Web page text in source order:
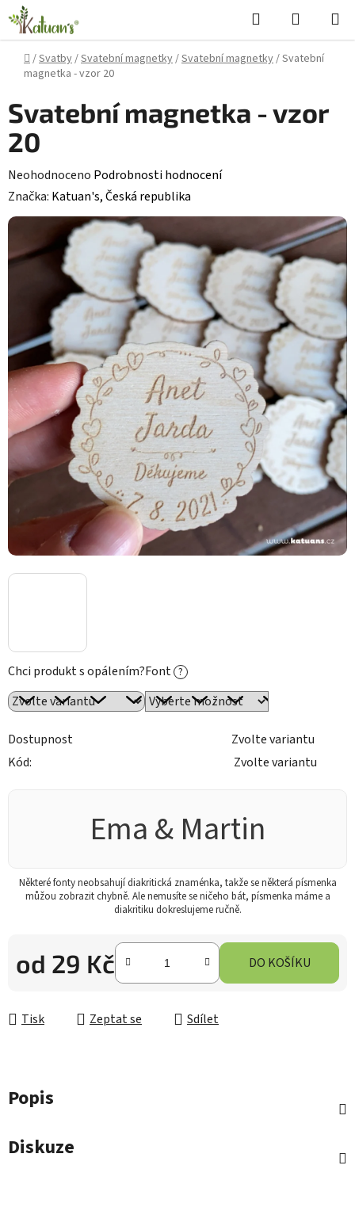
Přejít
na
obsah
Hledat
KOŠÍK
Domů
/Svatby/Svatební magnetky/Svatební magnetky/Svatební
magnetka - vzor 20
Chci produkt s opálením?Font ?
Dostupnost
Zvolte variantu
Kód:
Zvolte variantu
Ema & Martin
Některé fonty neobsahují diakritická znaménka, takže se některá písmenka
můžou zobrazit chybně. Ale nemusíte se ničeho bát, písmenka máme a
diakritiku dokreslujeme ručně.
od 29 Kč DO KOŠÍKU
Tisk Zeptat se Sdílet
Svatební magnetka - vzor
20
Průměrné
hodnocení
produktu
0,0
hvězdiček.
Neohodnoceno Podrobnosti hodnocení
Značka: Katuan's, Česká republika
Popis
Diskuze